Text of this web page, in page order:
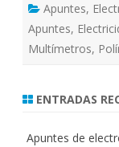
Apuntes,
Apuntes,
Multímetros,
ENTRADAS
Apuntes de